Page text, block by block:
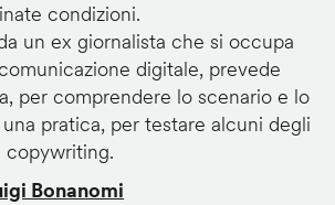
condizioni.
un ex giornalista che si occupa
digitale, prevede
per comprendere lo scenario e lo
una pratica, per testare alcuni degli
copywriting.
Bonanomi